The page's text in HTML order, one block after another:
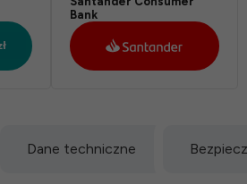
Bank
Dane techniczne